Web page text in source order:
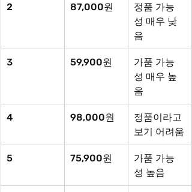
2 87,000원
정품 가능
성 매우 낮
음
3 59,900원
가품 가능
성 매우 높
음
4 98,000원
정품이라고
보기 어려움
5 75,900원
가품 가능
성 높음